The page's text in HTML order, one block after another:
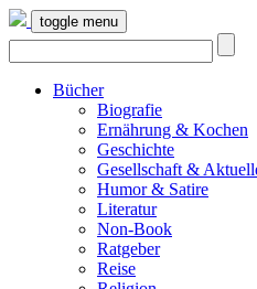
toggle menu
Bücher
Biografie
Ernährung & Kochen
Geschichte
Gesellschaft &
Humor & Satire
Literatur
Non-Book
Ratgeber
Reise